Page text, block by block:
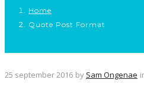
Home
Quote Post Format
25 september 2016 by Sam Ongenae